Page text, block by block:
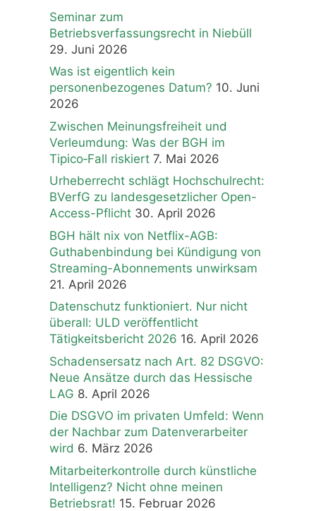
Seminar zum
Betriebsverfassungsrecht in Niebüll
29. Juni 2026
Was ist eigentlich kein
personenbezogenes Datum? 10. Juni
2026
Zwischen Meinungsfreiheit und
Verleumdung: Was der BGH im
Tipico‑Fall riskiert 7. Mai 2026
Urheberrecht schlägt Hochschulrecht:
BVerfG zu landesgesetzlicher Open-
Access-Pflicht 30. April 2026
BGH hält nix von Netflix-AGB:
Guthabenbindung bei Kündigung von
Streaming-Abonnements unwirksam
21. April 2026
Datenschutz funktioniert. Nur nicht
überall: ULD veröffentlicht
Tätigkeitsbericht 2026 16. April 2026
Schadensersatz nach Art. 82 DSGVO:
Neue Ansätze durch das Hessische
LAG 8. April 2026
Die DSGVO im privaten Umfeld: Wenn
der Nachbar zum Datenverarbeiter
wird 6. März 2026
Mitarbeiterkontrolle durch künstliche
Intelligenz? Nicht ohne meinen
Betriebsrat! 15. Februar 2026